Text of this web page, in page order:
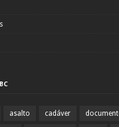
asalto cadáver